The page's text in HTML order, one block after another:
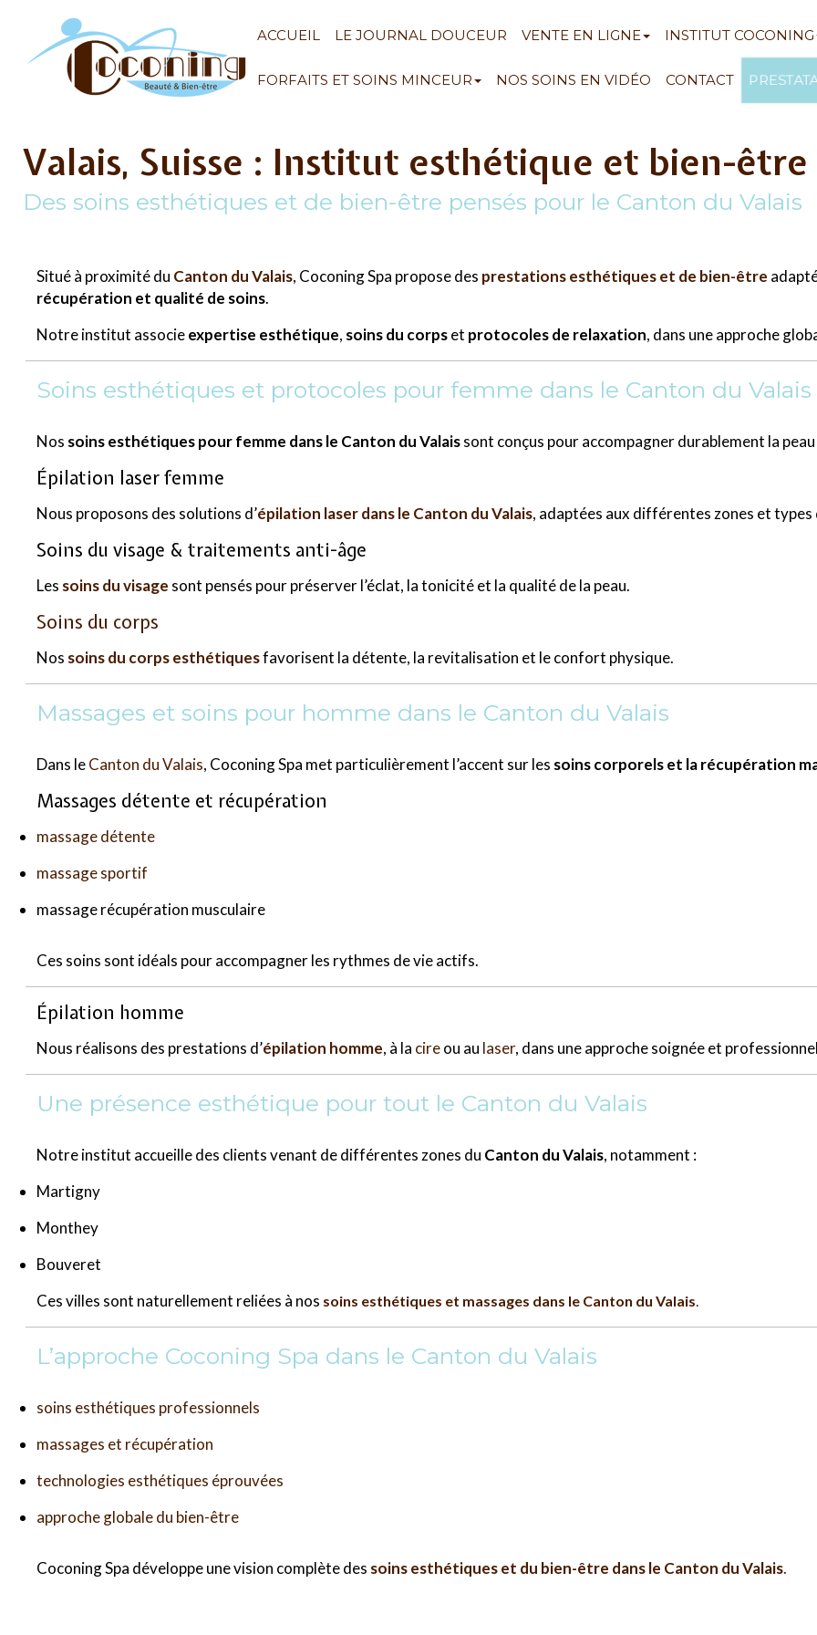
ACCUEIL LE JOURNAL DOUCEUR VENTE EN LIGNE INSTITUT COCONING
FORFAITS ET SOINS MINCEUR NOS SOINS EN VIDÉO CONTACT
Valais, Suisse : Institut esthétique et bien-être
Des soins esthétiques et de bien-être pensés pour le Canton du Valais
Situé à proximité du Canton du Valais, Coconing Spa propose des prestations esthétiques et de bien-être
récupération et qualité de soins.
Notre institut associeexpertise esthétique, soins du corpset protocoles de relaxation, dans une approche
Soins esthétiques et protocoles pour femme dans le Canton du Valais
Nos soins esthétiques pour femme dans le Canton du Valaissont conçus pour accompagner durablement la
Épilation laser femme
Nous proposons des solutions d’épilation laser dans le Canton du Valais, adaptées aux différentes zones et types
Soins du visage & traitements anti-âge
Les soins du visage sont pensés pour préserver l’éclat, la tonicité et la qualité de la peau.
Soins du corps
Nos soins du corps esthétiquesfavorisent la détente, la revitalisation et le confort physique.
Massages et soins pour homme dans le Canton du Valais
Dans leCanton du Valais, Coconing Spa met particulièrement l’accent sur les soins corporels et la récupération
Massages détente et récupération
massage détente
massage sportif
massage récupération musculaire
Ces soins sont idéals pour accompagner les rythmes de vie actifs.
Épilation homme
Nous réalisons des prestations d’épilation homme, à la cireou au laser, dans une approche soignée et
Une présence esthétique pour tout le Canton du Valais
Notre institut accueille des clients venant de différentes zones du Canton du Valais, notamment :
Martigny
Monthey
Bouveret
Ces villes sont naturellement reliées à nos soins esthétiques et massages dans le Canton du Valais.
L’approche Coconing Spa dans le Canton du Valais
soins esthétiques professionnels
massages et récupération
technologies esthétiques éprouvées
approche globale du bien-être
Coconing Spa développe une vision complète des soins esthétiques et du bien-être dans le Canton du Valais.